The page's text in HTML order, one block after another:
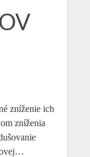
zníženie ich
zníženia